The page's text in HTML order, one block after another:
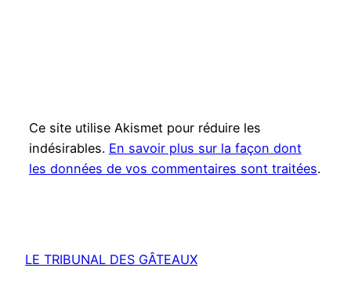
Ce site utilise Akismet pour réduire les
indésirables. En savoir plus sur la façon dont
les données de vos commentaires sont traitées.
LE TRIBUNAL DES GÂTEAUX